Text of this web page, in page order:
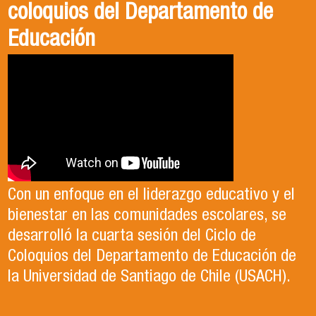
coloquios del Departamento de
Educación
Con un enfoque en el liderazgo educativo y el
bienestar en las comunidades escolares, se
desarrolló la cuarta sesión del Ciclo de
Coloquios del Departamento de Educación de
la Universidad de Santiago de Chile (USACH).